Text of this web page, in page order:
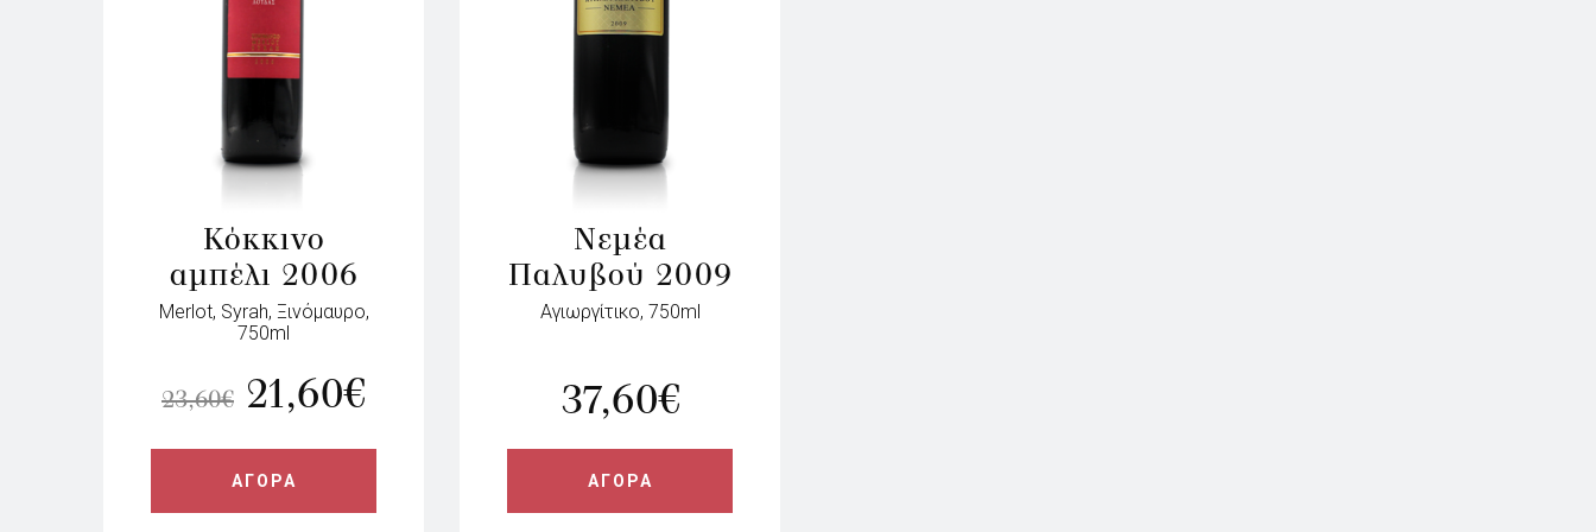
Κόκκινο
αμπέλι 2006
Merlot, Syrah, Ξινόμαυρο,
750ml
23,60€ 21,60€
ΑΓΟΡΑ
Νεμέα
Παλυβού 2009
Αγιωργίτικο, 750ml
37,60€
ΑΓΟΡΑ